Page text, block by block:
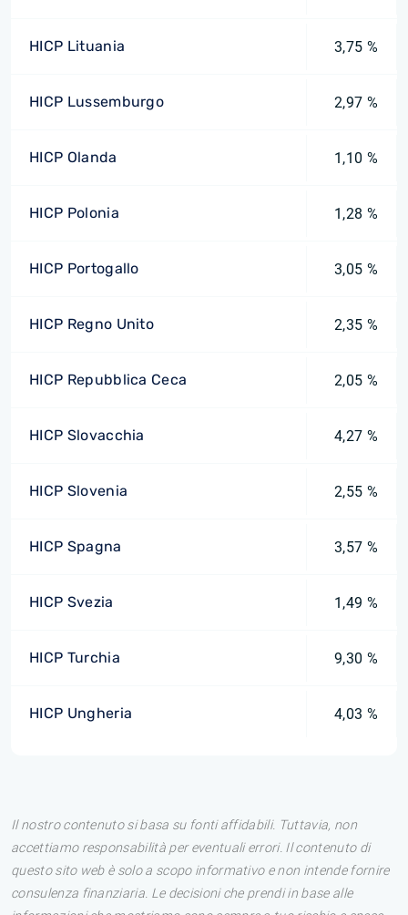
HICP Lituania 3,75 %
HICP Lussemburgo 2,97 %
HICP Olanda 1,10 %
HICP Polonia 1,28 %
HICP Portogallo 3,05 %
HICP Regno Unito 2,35 %
HICP Repubblica Ceca 2,05 %
HICP Slovacchia 4,27 %
HICP Slovenia 2,55 %
HICP Spagna 3,57 %
HICP Svezia 1,49 %
HICP Turchia 9,30 %
HICP Ungheria 4,03 %
Il nostro contenuto si basa su fonti affidabili. Tuttavia, non
accettiamo responsabilità per eventuali errori. Il contenuto di
questo sito web è solo a scopo informativo e non intende fornire
consulenza finanziaria. Le decisioni che prendi in base alle